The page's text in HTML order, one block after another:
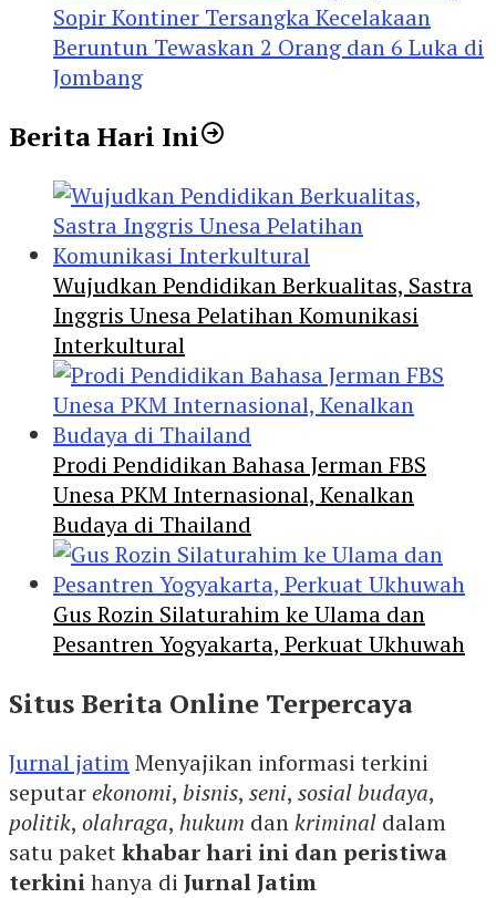
Sopir Kontiner Tersangka Kecelakaan
Beruntun Tewaskan 2 Orang dan 6 Luka di
Jombang
Berita Hari Ini
Wujudkan Pendidikan Berkualitas, Sastra
Inggris Unesa Pelatihan Komunikasi
Interkultural
Prodi Pendidikan Bahasa Jerman FBS
Unesa PKM Internasional, Kenalkan
Budaya di Thailand
Gus Rozin Silaturahim ke Ulama dan
Pesantren Yogyakarta, Perkuat Ukhuwah
Situs Berita Online Terpercaya
Jurnal jatimMenyajikan informasi terkini
seputarekonomi, bisnis, seni, sosial budaya,
politik, olahraga, hukum dankriminal dalam
satu paketkhabar hari ini dan peristiwa
terkinihanya di Jurnal Jatim